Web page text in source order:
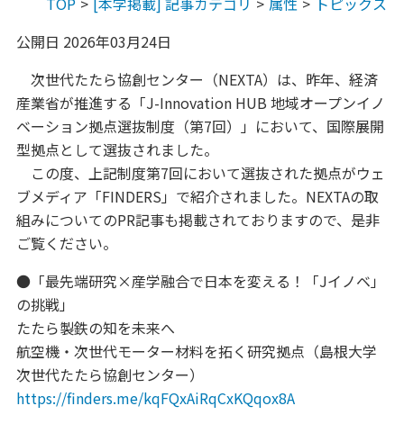
公開日 2026年03月24日
次世代たたら協創センター（NEXTA）は、昨年、経済
産業省が推進する「J-Innovation HUB 地域オープンイノ
ベーション拠点選抜制度（第7回）」において、国際展開
型拠点として選抜されました。
この度、上記制度第7回において選抜された拠点がウェ
ブメディア「FINDERS」で紹介されました。NEXTAの取
組みについてのPR記事も掲載されておりますので、是非
ご覧ください。
●「最先端研究×産学融合で日本を変える！「Jイノベ」
の挑戦」
たたら製鉄の知を未来へ
航空機・次世代モーター材料を拓く研究拠点（島根大学
次世代たたら協創センター）
https://finders.me/kqFQxAiRqCxKQqox8A